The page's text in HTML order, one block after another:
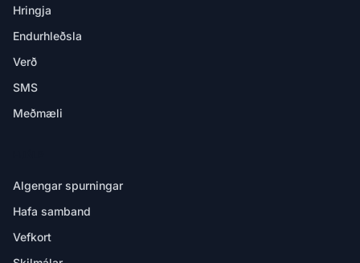
Hringja
Endurhleðsla
Verð
SMS
Meðmæli
Algengar spurningar
Hafa samband
Vefkort